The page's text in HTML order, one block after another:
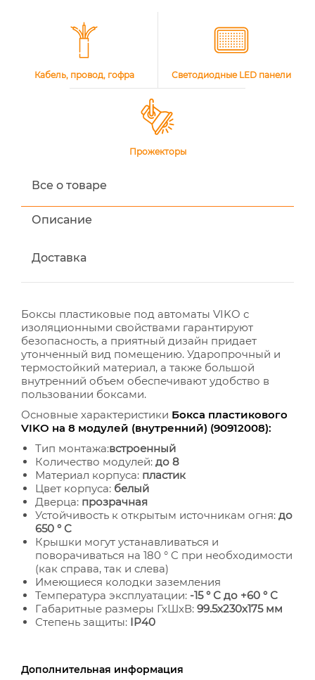
Кабель, провод, гофра Светодиодные LED панели
Прожекторы
Все о товаре
Описание
Доставка
Боксы пластиковые под автоматы VIKO с
изоляционными свойствами гарантируют
безопасность, а приятный дизайн придает
утонченный вид помещению. Ударопрочный и
термостойкий материал, а также большой
внутренний объем обеспечивают удобство в
пользовании боксами.
Основные характеристики Бокса пластикового
VIKO на 8 модулей (внутренний) (90912008):
Тип монтажа:встроенный
Количество модулей: до 8
Материал корпуса: пластик
Цвет корпуса: белый
Дверца: прозрачная
Устойчивость к открытым источникам огня: до
650 ° C
Крышки могут устанавливаться и
поворачиваться на 180 ° C при необходимости
(как справа, так и слева)
Имеющиеся колодки заземления
Температура эксплуатации: -15 ° С до +60 ° С
Габаритные размеры ГхШхВ: 99.5х230х175 мм
Степень защиты: IP40
Дополнительная информация